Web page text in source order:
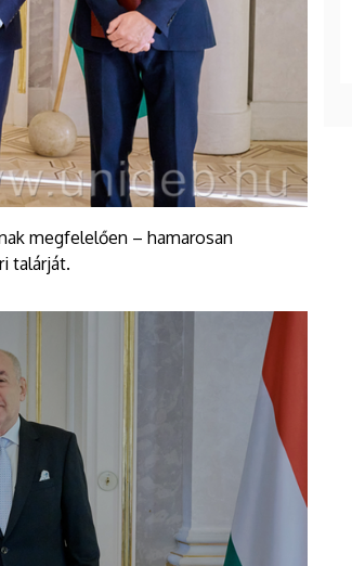
megfelelően – hamarosan
talárját.